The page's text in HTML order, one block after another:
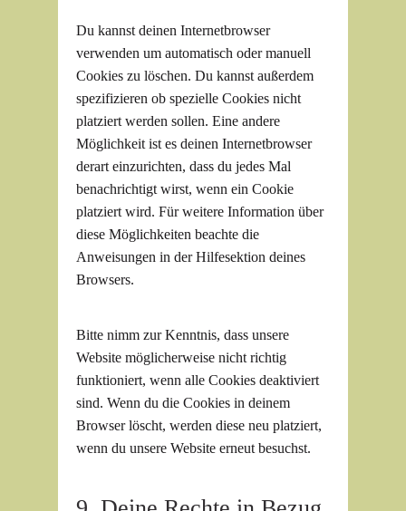
Du kannst deinen Internetbrowser
verwenden um automatisch oder manuell
Cookies zu löschen. Du kannst außerdem
spezifizieren ob spezielle Cookies nicht
platziert werden sollen. Eine andere
Möglichkeit ist es deinen Internetbrowser
derart einzurichten, dass du jedes Mal
benachrichtigt wirst, wenn ein Cookie
platziert wird. Für weitere Information über
diese Möglichkeiten beachte die
Anweisungen in der Hilfesektion deines
Browsers.
Bitte nimm zur Kenntnis, dass unsere
Website möglicherweise nicht richtig
funktioniert, wenn alle Cookies deaktiviert
sind. Wenn du die Cookies in deinem
Browser löscht, werden diese neu platziert,
wenn du unsere Website erneut besuchst.